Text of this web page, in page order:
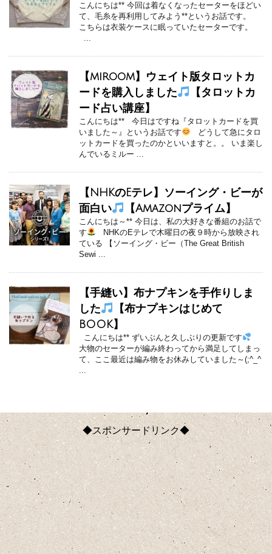
こんにちは** 今回は着なくなったセーターをほどい
て、毛糸を再利用してみよう**というお話です。
こちらは衣装ケースに眠っていたセーターです。
...
【miroom】ウェイト版タロットカ
ードを購入しました
【タロットカ
ード占い講座】
こんにちは** 今日はですね『タロットカードを買
いました～』というお話です
どうして急にタロ
ットカードを買ったのかといいますと。。 いま楽し
んでいるミルー ...
【NHKのEテレ】ソーイング・ビーが
面白い
【Amazonプライム】
こんにちは～** 今日は、私の大好きな番組のお話で
す
NHKのEテレで木曜日の夜９時から放映され
ている 【ソーイング・ビー（The Great British
Sewi ...
【手縫い】布ナプキンを手作りしま
した
【布ナプキンはじめて
BOOK】
こんにちは** ずいぶんと久しぶりの更新です
大物のセーターが編み終わってから満足してしまっ
て、ここ最近は編み物をお休みしていました～(;^_^
...
◆スポンサードリンク◆